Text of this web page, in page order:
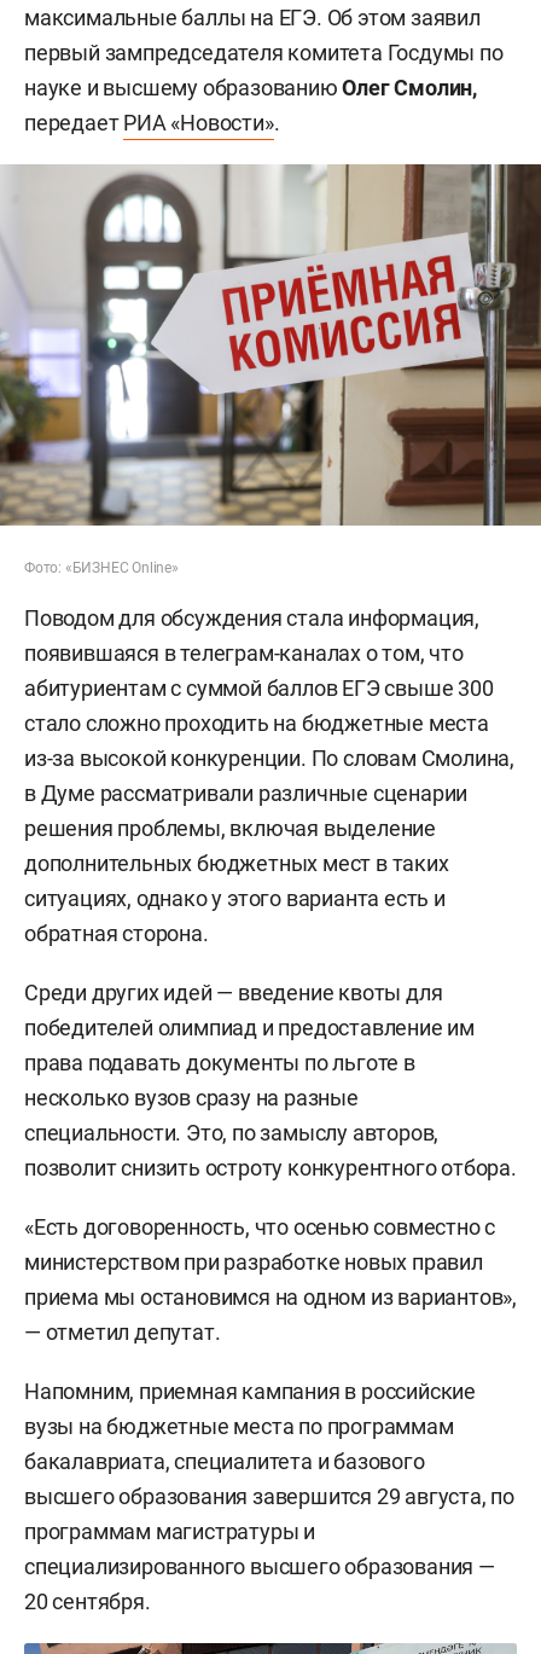
максимальные баллы на ЕГЭ. Об этом заявил
первый зампредседателя комитета Госдумы по
науке и высшему образованиюОлег Смолин,
передаетРИА «Новости».
Фото: «БИЗНЕС Online»
Поводом для обсуждения стала информация,
появившаяся в телеграм-каналах о том, что
абитуриентам с суммой баллов ЕГЭ свыше 300
стало сложно проходить на бюджетные места
из-за высокой конкуренции. По словам Смолина,
в Думе рассматривали различные сценарии
решения проблемы, включая выделение
дополнительных бюджетных мест в таких
ситуациях, однако у этого варианта есть и
обратная сторона.
Среди других идей — введение квоты для
победителей олимпиад и предоставление им
права подавать документы по льготе в
несколько вузов сразу на разные
специальности. Это, по замыслу авторов,
позволит снизить остроту конкурентного отбора.
«Есть договоренность, что осенью совместно с
министерством при разработке новых правил
приема мы остановимся на одном из вариантов»,
— отметил депутат.
Напомним, приемная кампания в российские
вузы на бюджетные места по программам
бакалавриата, специалитета и базового
высшего образования завершится 29 августа, по
программам магистратуры и
специализированного высшего образования —
20 сентября.